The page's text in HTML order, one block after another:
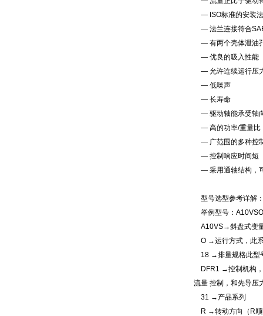
— ISO标准的安装
— 法兰连接符合
— 有两个壳体泄油
— 优良的吸入性能
— 允许连续运行压
— 低噪声
— 长寿命
— 驱动轴能承受轴
— 高的功率/重量比
— 广范围的多种控
— 控制响应时间短
— 采用通轴结构，
型号选型参考详解
举例型号：
A10VS→斜盘式变
O →运行方式，此
18 →排量规格此型
DFR1 →控制机构，
流量 控制，和先导压
31 →产品系列
R →转动方向（R顺